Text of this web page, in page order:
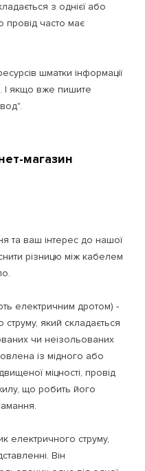
з однієї або
провід часто має
шматки інформації
І якщо вже пишите
магазин
та ваш інтерес до нашої
різницю між кабелем
електричним дротом) -
який складається
чи неізольованих
із мідного або
міцності, провід
що робить його
електричного струму,
Він